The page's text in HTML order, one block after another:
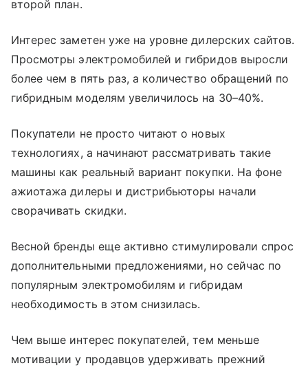
второй план.
Интерес заметен уже на уровне дилерских сайтов.
Просмотры электромобилей и гибридов выросли
более чем в пять раз, а количество обращений по
гибридным моделям увеличилось на 30–40%.
Покупатели не просто читают о новых
технологиях, а начинают рассматривать такие
машины как реальный вариант покупки. На фоне
ажиотажа дилеры и дистрибьюторы начали
сворачивать скидки.
Весной бренды еще активно стимулировали спрос
дополнительными предложениями, но сейчас по
популярным электромобилям и гибридам
необходимость в этом снизилась.
Чем выше интерес покупателей, тем меньше
мотивации у продавцов удерживать прежний